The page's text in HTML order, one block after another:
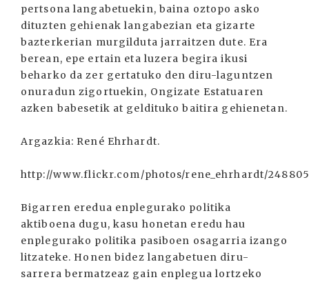
pertsona langabetuekin, baina oztopo asko
dituzten gehienak langabezian eta gizarte
bazterkerian murgilduta jarraitzen dute. Era
berean, epe ertain eta luzera begira ikusi
beharko da zer gertatuko den diru-laguntzen
onuradun zigortuekin, Ongizate Estatuaren
azken babesetik at geldituko baitira gehienetan.
Argazkia: René Ehrhardt.
http://www.flickr.com/photos/rene_ehrhardt/
Bigarren eredua enplegurako politika
aktiboena dugu, kasu honetan eredu hau
enplegurako politika pasiboen osagarria izango
litzateke. Honen bidez langabetuen diru-
sarrera bermatzeaz gain enplegua lortzeko